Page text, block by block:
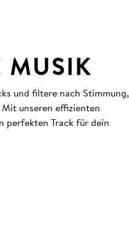
MUSIK
und filtere nach Stimmung,
unseren effizienten
perfekten Track für dein